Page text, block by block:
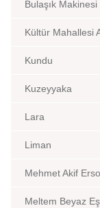
Bulaşık
Kültür Mahallesi
Kundu
Kuzeyyaka
Lara
Liman
Mehmet Akif
Meltem Beyaz